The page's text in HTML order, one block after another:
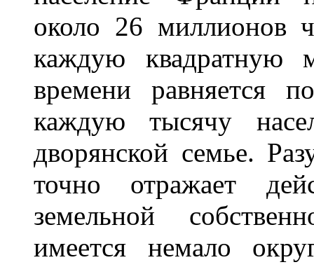
около 26 миллионов
каждую квадратную
времени равняется
каждую тысячу
дворянской семье.
точно отражает
земельной
имеется немало